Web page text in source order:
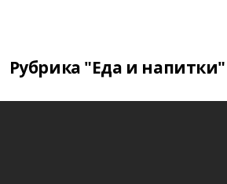
Рубрика "Еда и напитки"